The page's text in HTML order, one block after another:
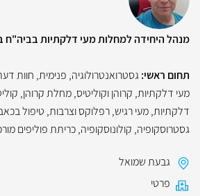
מנהל היחידה למחלות מעי דלקתיות בביה"ח
תחום ראשי: גסטרואנטרולוגיה, פנימית, חוות
מעי דלקתיות, קרוהן וקוליטיס,מחלת קרוהן,
דלקתיות,מעי רגיש,רפלוקס וצרבות, טיפול
גסטרוסקופיה, קולונוסקופיה,כריתת פוליפים
גבעת שמואל
פרטי